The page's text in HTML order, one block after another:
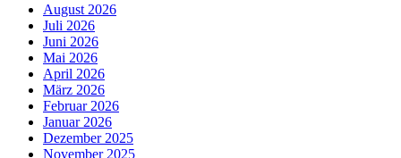
August 2026
Juli 2026
Juni 2026
Mai 2026
April 2026
März 2026
Februar 2026
Januar 2026
Dezember 2025
November 2025